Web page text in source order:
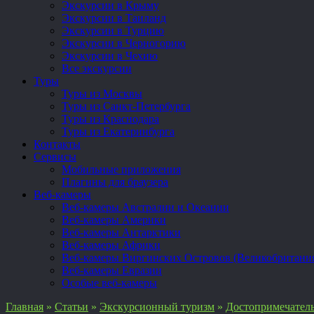
Экскурсии в Крыму
Экскурсии в Таиланд
Экскурсии в Турцию
Экскурсии в Черногорию
Экскурсии в Чехию
Все экскурсии
Туры
Туры из Москвы
Туры из Санкт-Петербурга
Туры из Краснодара
Туры из Екатеринбурга
Контакты
Сервисы
Мобильные приложения
Плагины для браузера
Веб-камеры
Веб-камеры Австралии и Океании
Веб-камеры Америки
Веб-камеры Антарктики
Веб-камеры Африки
Веб-камеры Виргинских Островов
Веб-камеры Евразии
Особые веб-камеры
Главная » Статьи » Экскурсионный туризм »